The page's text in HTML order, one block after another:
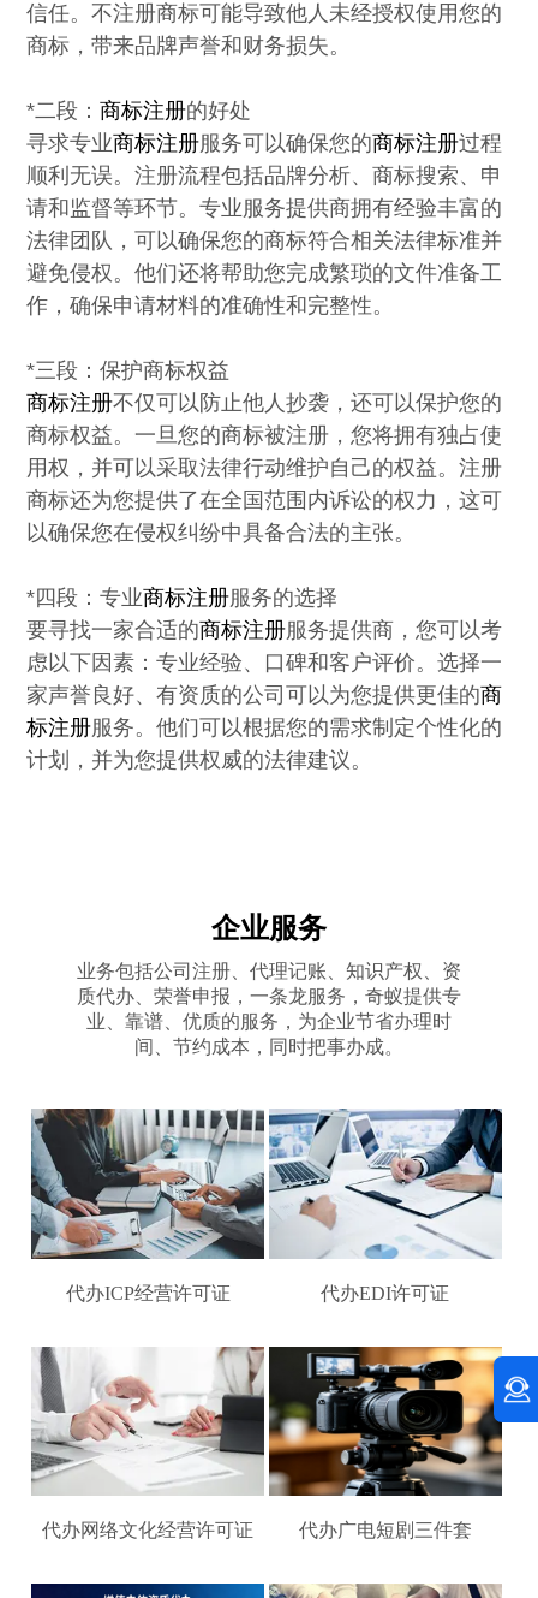
信任。不注册商标可能导致他人未经授权使用您的
商标，带来品牌声誉和财务损失。
*二段：商标注册的好处
寻求专业商标注册服务可以确保您的商标注册过程
顺利无误。注册流程包括品牌分析、商标搜索、申
请和监督等环节。专业服务提供商拥有经验丰富的
法律团队，可以确保您的商标符合相关法律标准并
避免侵权。他们还将帮助您完成繁琐的文件准备工
作，确保申请材料的准确性和完整性。
商标注册不仅可以防止他人抄袭，还可以保护您的
商标权益。一旦您的商标被注册，您将拥有独占使
用权，并可以采取法律行动维护自己的权益。注册
商标还为您提供了在全国范围内诉讼的权力，这可
以确保您在侵权纠纷中具备合法的主张。
*四段：专业商标注册服务的选择
要寻找一家合适的商标注册服务提供商，您可以考
虑以下因素：专业经验、口碑和客户评价。选择一
家声誉良好、有资质的公司可以为您提供更佳的商
标注册服务。他们可以根据您的需求制定个性化的
计划，并为您提供权威的法律建议。
企业服务
业务包括公司注册、代理记账、知识产权、资
质代办、荣誉申报，一条龙服务，奇蚁提供专
业、靠谱、优质的服务，为企业节省办理时
间、节约成本，同时把事办成。
代办ICP经营许可证 代办EDI许可证
代办网络文化经营许可证 代办广电短剧三件套